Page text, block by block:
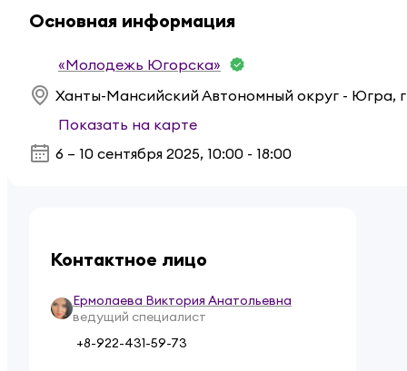
Основная информация
«Молодежь Югорска»
Показать на карте
6 – 10 сентября 2025, 10:00 - 18:00
Контактное лицо
Ермолаева Виктория Анатольевна
ведущий специалист
+8-922-431-59-73